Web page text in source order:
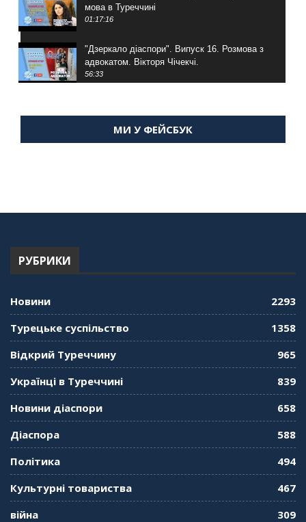
мова в Туреччині
01:17:16
"Дзеркало діаспори". Випуск 16. Розмова з
адвокатом. Вікторя Чічекчі.
56:33
Мухарський про життя в Туреччині
"Дзеркало діаспори". Випуск 13. МУШ в
"Дзеркало діаспори". Випуск 11. Олександр
"Дзеркало діаспори". Випуск 10. Тонкощі та
"Дзеркало діаспори". Випуск 8. Розмова з
Послом
МИ У ФЕЙСБУК
РУБРИКИ
Новини
2293
Турецьке суспільство
1358
Відкрий Туреччину
965
Українці в Туреччині
839
Новини діаспори
658
Діаспора
588
Політика
494
Культурні товариства
467
війна
309